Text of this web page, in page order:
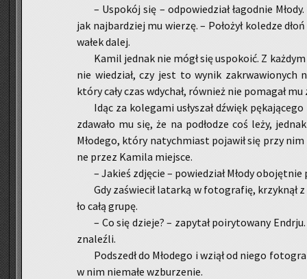
– Uspo­kój się – od­po­wie­dział ła­god­nie
jak naj­bar­dziej mu wie­rzę. – Po­ło­żył ko­le­dze
wa­łek dalej.
Kamil jed­nak nie mógł się uspo­ko­ić. Z
nie wie­dział, czy jest to wynik za­krwa­wio­nych
który cały czas wdy­chał, rów­nież nie po­ma­gał
Idąc za ko­le­ga­mi usły­szał dźwięk
zda­wa­ło mu się, że na pod­ło­dze coś leży,
Mło­de­go, który na­tych­miast po­ja­wił się przy
ne przez Ka­mi­la miej­sce.
– Ja­kieś zdję­cie – po­wie­dział Młody
Gdy za­świe­cił la­tar­ką w fo­to­gra­fię, krzyk­nął
ło całą grupę.
– Co się dzie­je? – za­py­tał po­iry­to­wa­ny
zna­leź­li.
Pod­szedł do Mło­de­go i wziął od niego
w nim nie­ma­łe wzbu­rze­nie.